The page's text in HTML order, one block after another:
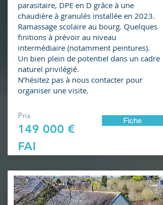
parasitaire, DPE en D grâce à une
chaudière à granulés installée en 2023.
Ramassage scolaire au bourg. Quelques
finitions à prévoir au niveau
intermédiaire (notamment peintures).
Un bien plein de potentiel dans un cadre
naturel privilégié.
N’hésitez pas à nous contacter pour
organiser une visite.
Prix
149 000 €
FAI
Fiche